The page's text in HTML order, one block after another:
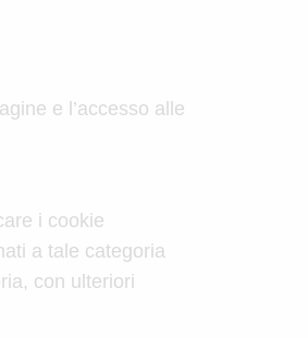
e l’accesso alle
i cookie
a tale categoria
con ulteriori